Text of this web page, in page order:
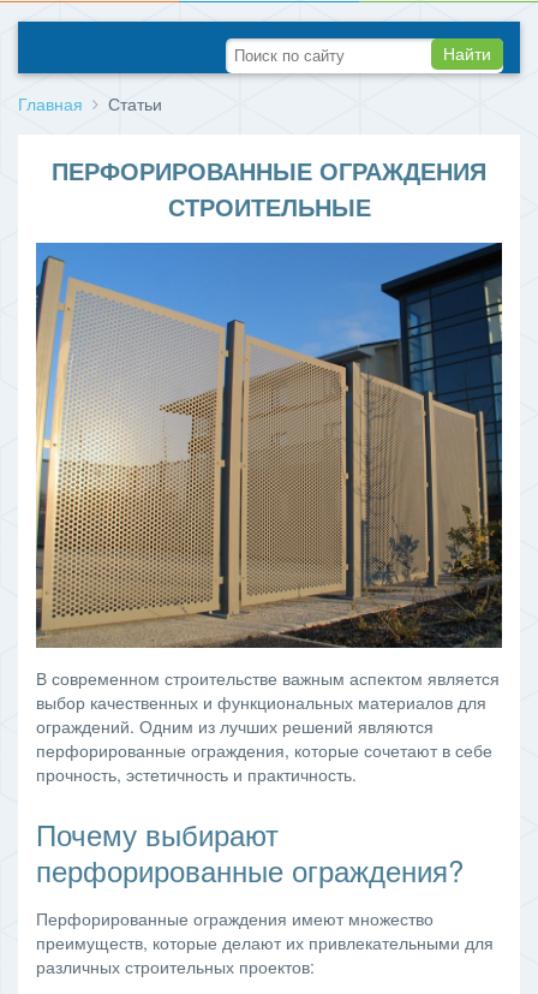
Найти
Главная Статьи
ПЕРФОРИРОВАННЫЕ ОГРАЖДЕНИЯ
СТРОИТЕЛЬНЫЕ
В современном строительстве важным аспектом является
выбор качественных и функциональных материалов для
ограждений. Одним из лучших решений являются
перфорированные ограждения, которые сочетают в себе
прочность, эстетичность и практичность.
Почему выбирают
перфорированные ограждения?
Перфорированные ограждения имеют множество
преимуществ, которые делают их привлекательными для
различных строительных проектов: